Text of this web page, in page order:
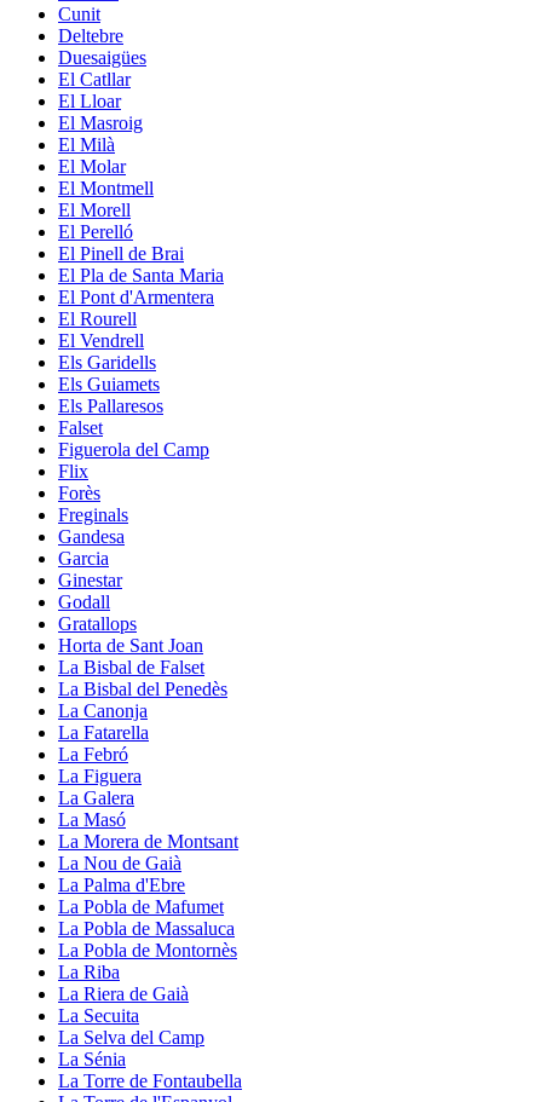
Cunit
Deltebre
Duesaigües
El Catllar
El Lloar
El Masroig
El Milà
El Molar
El Montmell
El Morell
El Perelló
El Pinell de Brai
El Pla de Santa Maria
El Pont d'Armentera
El Rourell
El Vendrell
Els Garidells
Els Guiamets
Els Pallaresos
Falset
Figuerola del Camp
Flix
Forès
Freginals
Gandesa
Garcia
Ginestar
Godall
Gratallops
Horta de Sant Joan
La Bisbal de Falset
La Bisbal del Penedès
La Canonja
La Fatarella
La Febró
La Figuera
La Galera
La Masó
La Morera de Montsant
La Nou de Gaià
La Palma d'Ebre
La Pobla de Mafumet
La Pobla de Massaluca
La Pobla de Montornès
La Riba
La Riera de Gaià
La Secuita
La Selva del Camp
La Sénia
La Torre de Fontaubella